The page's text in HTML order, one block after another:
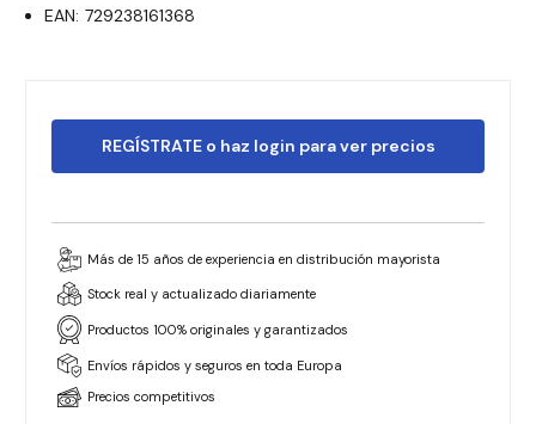
EAN: 729238161368
REGÍSTRATE o haz login para ver precios
Más de 15 años de experiencia en distribución mayorista
Stock real y actualizado diariamente
Productos 100% originales y garantizados
Envíos rápidos y seguros en toda Europa
Precios competitivos